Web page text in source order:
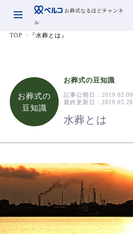
お葬式なるほどチャンネ
ル
TOP 『水葬とは』
お葬式の
豆知識
お葬式の豆知識
記事公開日： 2019.02.09
最終更新日： 2019.05.28
水葬とは